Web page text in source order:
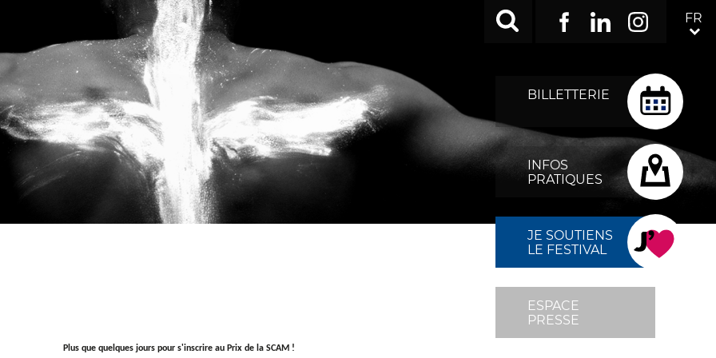
MENU
FIXÉ
DROITE
BILLETTERIE
INFOS
PRATIQUES
JE SOUTIENS
LE FESTIVAL
ESPACE
PRESSE
RÉSEAUX
SOCIAUX
FacebookLinkedInInstagram FR
Plus que quelques jours pour s'inscrire au Prix de la SCAM !